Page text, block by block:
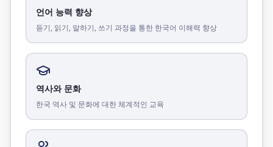
언어 능력 향상
듣기, 읽기, 말하기, 쓰기 과정을 통한 한국어 이해력 향상
역사와 문화
한국 역사 및 문화에 대한 체계적인 교육